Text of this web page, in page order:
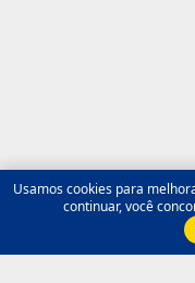
Usamos cookies para
continuar, você